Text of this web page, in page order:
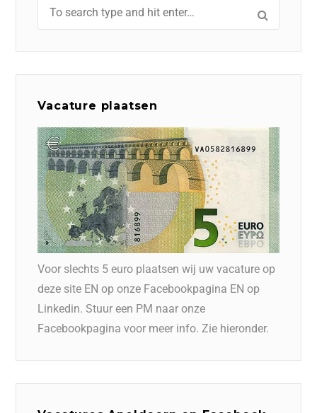
Vacature plaatsen
Voor slechts 5 euro plaatsen wij uw vacature op
deze site EN op onze Facebookpagina EN op
Linkedin. Stuur een PM naar onze
Facebookpagina voor meer info. Zie hieronder.